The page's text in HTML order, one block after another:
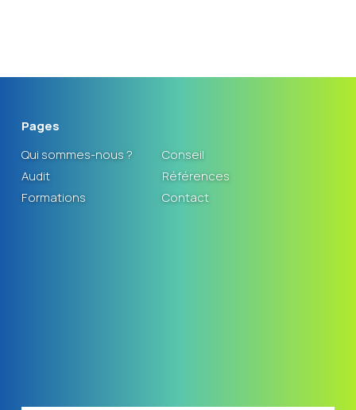
Pages
Qui sommes-nous ?
Audit
Formations
Conseil
Références
Contact